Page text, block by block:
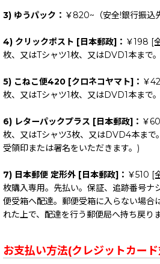
3) ゆうパック： ￥820~（安全!銀行振込
4) クリックポスト [日本郵政]： ￥198 [
枚、又はTシャツ1枚、又はDVD1本まで
5) こねこ便420 [クロネコヤマト]： ￥
枚、又はTシャツ1枚、又はDVD1本まで
6) レターパックプラス [日本郵政]： ￥
枚、又はTシャツ3枚、又はDVD4本まで
受領印または署名をいただきます。)
7) 日本郵便 定形外 [日本郵政]： ￥510 [
枚購入専用。先払い。保証、追跡番号ナ
便受箱へ配達。郵便受箱に入らない場合
れた上で、配達を行う郵便局へ持ち戻り
お支払い方法(クレジットカー